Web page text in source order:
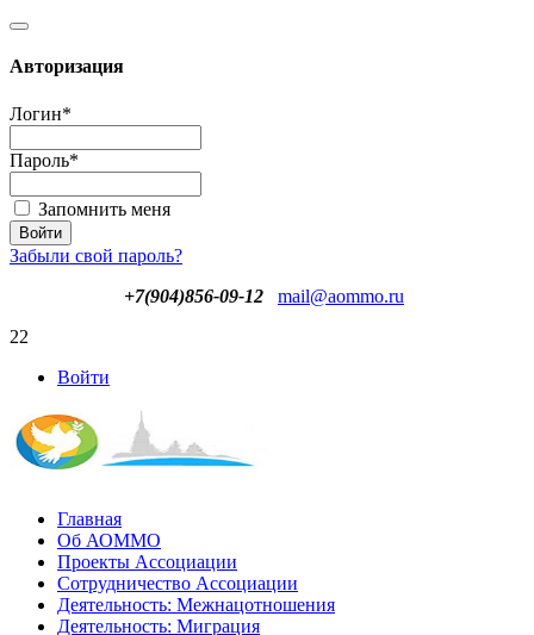
Авторизация
Логин*
Пароль*
Запомнить меня
Забыли свой пароль?
+7(904)856-09-12
mail@aommo.ru
22
Войти
Главная
Об АОММО
Проекты Ассоциации
Сотрудничество Ассоциации
Деятельность: Межнацотношения
Деятельность: Миграция